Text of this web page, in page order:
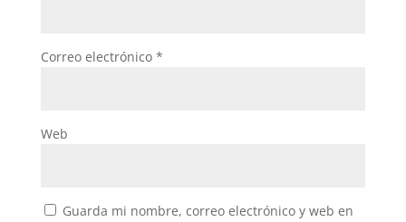
Correo electrónico *
Web
Guarda mi nombre, correo electrónico y web en